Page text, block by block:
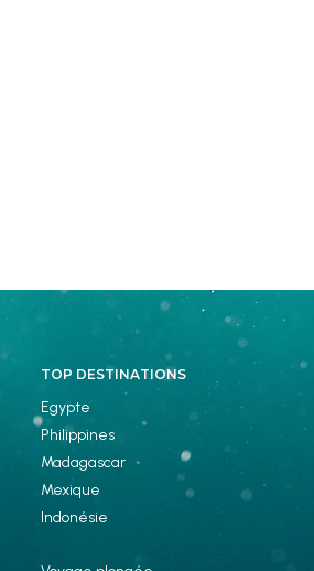
TOP DESTINATIONS
Egypte
Philippines
Madagascar
Mexique
Indonésie